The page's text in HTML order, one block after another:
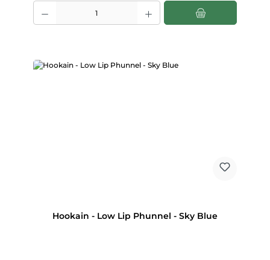
Produkt Anzahl: Gib den gewünschten Wert ein oder benutze die
Hookain - Low Lip Phunnel - Sky Blue